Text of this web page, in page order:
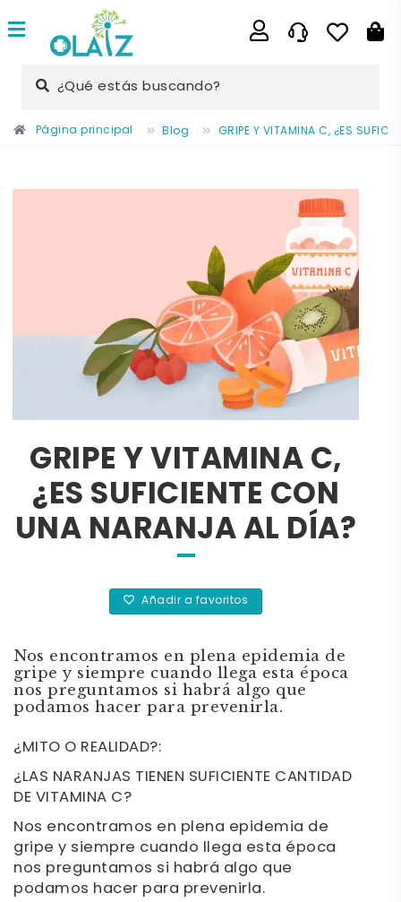
¿Qué estás buscando?
Página principal Blog GRIPE Y VITAMINA C, ¿ES
GRIPE Y VITAMINA C,
¿ES SUFICIENTE CON
UNA NARANJA AL DÍA?
Añadir a favoritos
Nos encontramos en plena epidemia de
gripe y siempre cuando llega esta época
nos preguntamos si habrá algo que
podamos hacer para prevenirla.
¿MITO O REALIDAD?:
¿LAS NARANJAS TIENEN SUFICIENTE CANTIDAD
DE VITAMINA C?
Nos encontramos en plena epidemia de
gripe y siempre cuando llega esta época
nos preguntamos si habrá algo que
podamos hacer para prevenirla.